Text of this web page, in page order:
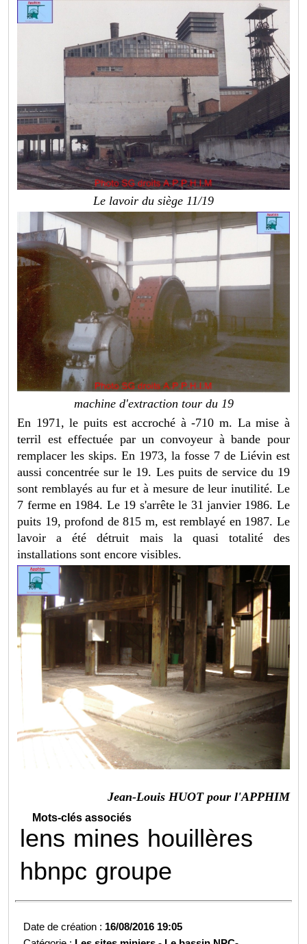
Le lavoir du siège 11/19
machine d'extraction tour du 19
En 1971, le puits est accroché à -710 m. La mise à
terril est effectuée par un convoyeur à bande pour
remplacer les skips. En 1973, la fosse 7 de Liévin est
aussi concentrée sur le 19. Les puits de service du 19
sont remblayés au fur et à mesure de leur inutilité. Le
7 ferme en 1984. Le 19 s'arrête le 31 janvier 1986. Le
puits 19, profond de 815 m, est remblayé en 1987. Le
lavoir a été détruit mais la quasi totalité des
installations sont encore visibles.
Jean-Louis HUOT pour l'APPHIM
Mots-clés associés
lens mines houillères
hbnpc groupe
Date de création : 16/08/2016 19:05